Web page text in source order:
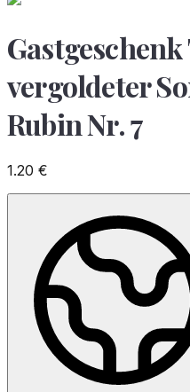
vergoldeter
Rubin Nr. 7
1.20 €